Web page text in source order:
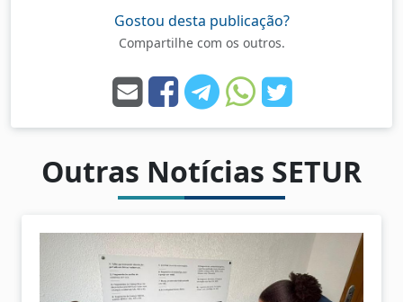
Gostou desta publicação?
Compartilhe com os outros.
Outras Notícias SETUR